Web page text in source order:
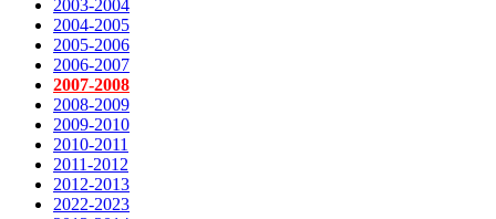
2003-2004
2004-2005
2005-2006
2006-2007
2007-2008
2008-2009
2009-2010
2010-2011
2011-2012
2012-2013
2022-2023